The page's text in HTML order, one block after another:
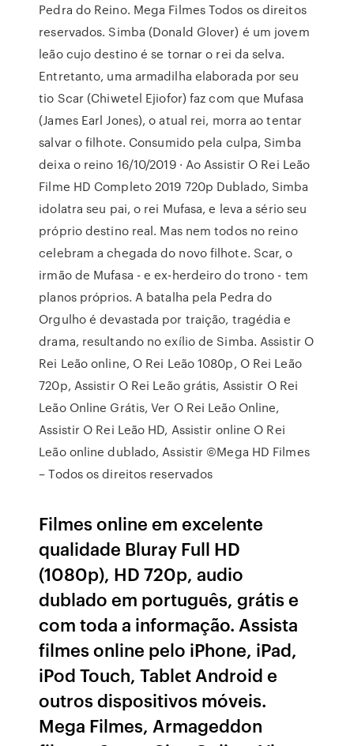
Pedra do Reino. Mega Filmes Todos os direitos
reservados. Simba (Donald Glover) é um jovem
leão cujo destino é se tornar o rei da selva.
Entretanto, uma armadilha elaborada por seu
tio Scar (Chiwetel Ejiofor) faz com que Mufasa
(James Earl Jones), o atual rei, morra ao tentar
salvar o filhote. Consumido pela culpa, Simba
deixa o reino 16/10/2019 · Ao Assistir O Rei Leão
Filme HD Completo 2019 720p Dublado, Simba
idolatra seu pai, o rei Mufasa, e leva a sério seu
próprio destino real. Mas nem todos no reino
celebram a chegada do novo filhote. Scar, o
irmão de Mufasa - e ex-herdeiro do trono - tem
planos próprios. A batalha pela Pedra do
Orgulho é devastada por traição, tragédia e
drama, resultando no exílio de Simba. Assistir O
Rei Leão online, O Rei Leão 1080p, O Rei Leão
720p, Assistir O Rei Leão grátis, Assistir O Rei
Leão Online Grátis, Ver O Rei Leão Online,
Assistir O Rei Leão HD, Assistir online O Rei
Leão online dublado, Assistir ©Mega HD Filmes
– Todos os direitos reservados
Filmes online em excelente
qualidade Bluray Full HD
(1080p), HD 720p, audio
dublado em português, grátis e
com toda a informação. Assista
filmes online pelo iPhone, iPad,
iPod Touch, Tablet Android e
outros dispositivos móveis.
Mega Filmes, Armageddon